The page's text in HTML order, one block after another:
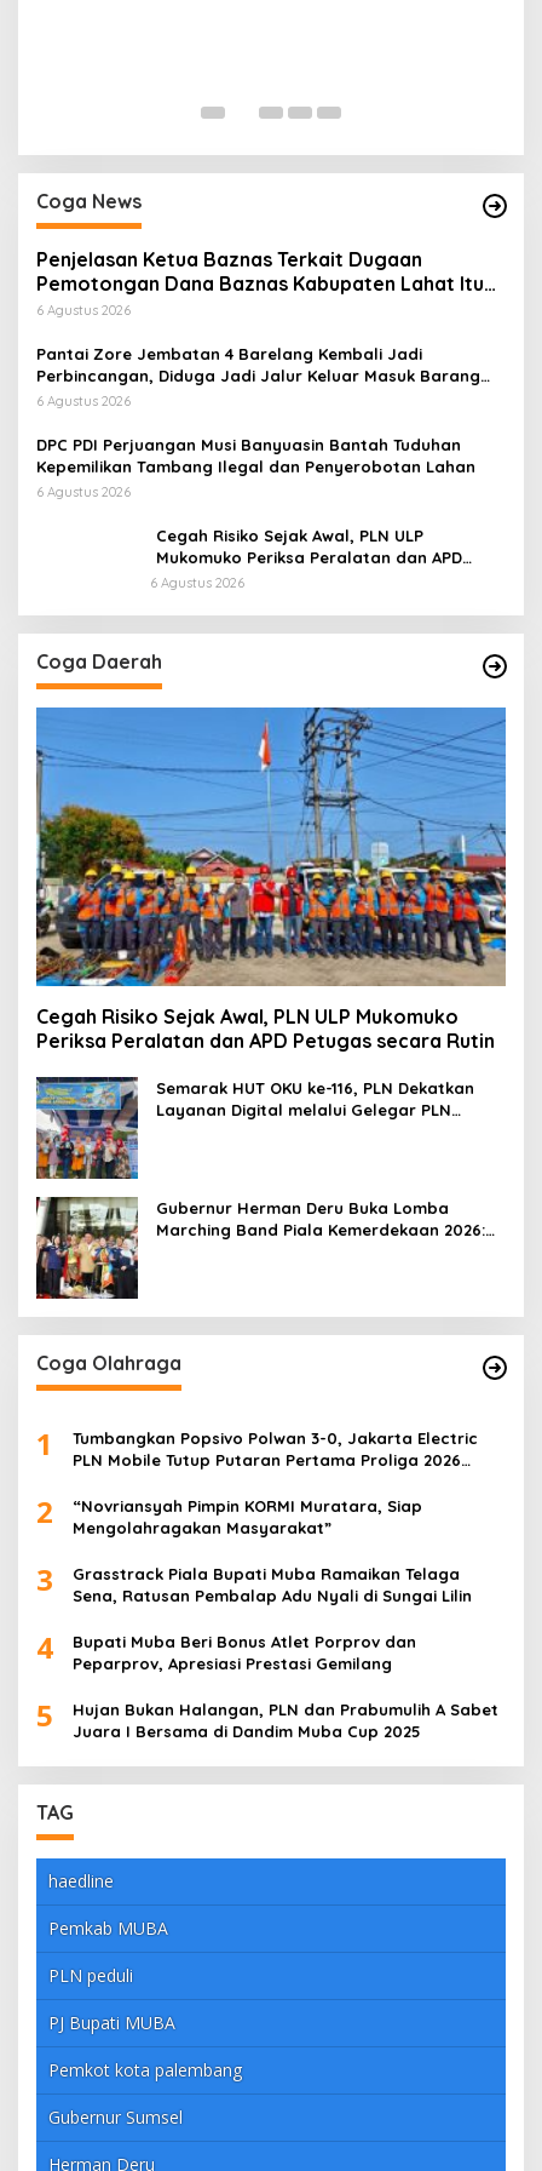
Coga News
Penjelasan Ketua Baznas Terkait Dugaan
Pemotongan Dana Baznas Kabupaten Lahat Itu
Tidak Benar
6 Agustus 2026
Pantai Zore Jembatan 4 Barelang Kembali Jadi
Perbincangan, Diduga Jadi Jalur Keluar Masuk Barang
Tanpa Dokumen Kepabeanan, Nama Berinisial WL
di Kawasan Pesisir
6 Agustus 2026
DPC PDI Perjuangan Musi Banyuasin Bantah Tuduhan
Kepemilikan Tambang Ilegal dan Penyerobotan Lahan
6 Agustus 2026
Cegah Risiko Sejak Awal, PLN ULP
Mukomuko Periksa Peralatan dan APD
Petugas secara Rutin
6 Agustus 2026
Coga Daerah
Cegah Risiko Sejak Awal, PLN ULP Mukomuko
Periksa Peralatan dan APD Petugas secara Rutin
Semarak HUT OKU ke-116, PLN Dekatkan
Layanan Digital melalui Gelegar PLN
Gubernur Herman Deru Buka Lomba
Marching Band Piala Kemerdekaan 2026:
Coga Olahraga
1
Tumbangkan Popsivo Polwan 3-0, Jakarta Electric
PLN Mobile Tutup Putaran Pertama Proliga 2026
2
“Novriansyah Pimpin KORMI Muratara, Siap
Mengolahragakan Masyarakat”
3
Grasstrack Piala Bupati Muba Ramaikan Telaga
Sena, Ratusan Pembalap Adu Nyali di Sungai Lilin
4
Bupati Muba Beri Bonus Atlet Porprov dan
Peparprov, Apresiasi Prestasi Gemilang
5
Hujan Bukan Halangan, PLN dan Prabumulih A Sabet
Juara I Bersama di Dandim Muba Cup 2025
TAG
haedline
Pemkab MUBA
PLN peduli
PJ Bupati MUBA
Pemkot kota palembang
Gubernur Sumsel
Herman Deru